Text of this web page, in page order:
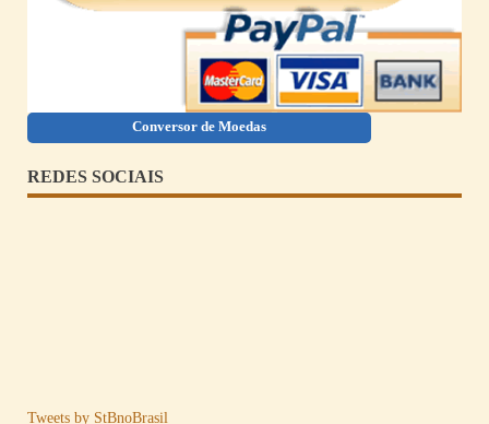
Conversor de Moedas
REDES SOCIAIS
Tweets by StBnoBrasil